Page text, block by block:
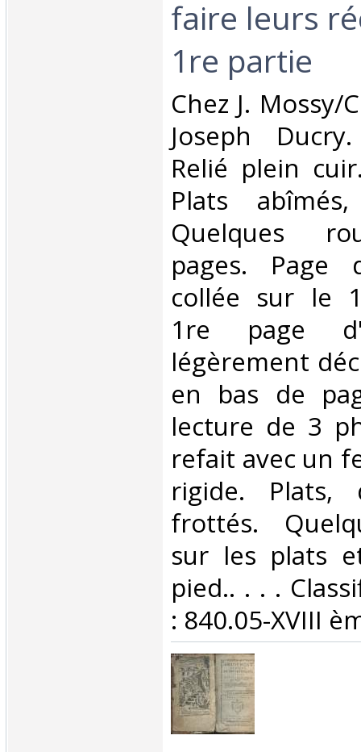
faire leurs
1re partie‎
‎Chez J. Mossy/
Joseph
Relié plein
Plats
Quelques
pages. Page
collée sur le
1re page
légèrement
en bas de
lecture de 3
refait avec un
rigide.
frottés.
sur les plats
pied.. . . .
: 840.05-XVIII